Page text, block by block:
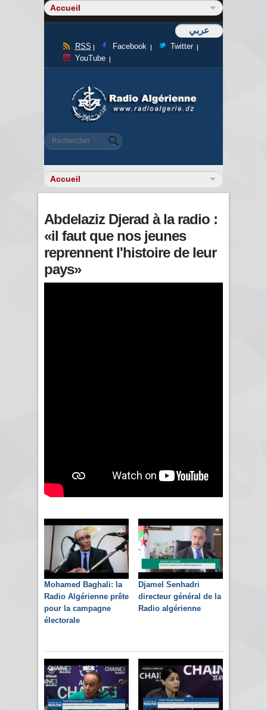
عربي
RSS Facebook
Twitter
YouTube
Formulaire de recherche
Rechercher
Abdelaziz Djerad à la radio :
«il faut que nos jeunes
reprennent l'histoire de leur
pays»
Mohamed Baghali: la
Radio Algérienne prête
pour la campagne
électorale
Djamel Senhadri
directeur général de la
Radio algérienne